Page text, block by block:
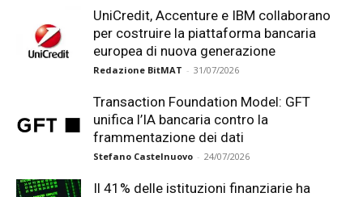
UniCredit, Accenture e IBM collaborano
per costruire la piattaforma bancaria
europea di nuova generazione
Redazione BitMAT - 31/07/2026
Transaction Foundation Model: GFT
unifica l’IA bancaria contro la
frammentazione dei dati
Stefano Castelnuovo - 24/07/2026
Il 41% delle istituzioni finanziarie ha